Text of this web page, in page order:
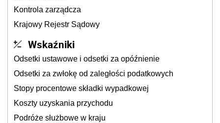
Kontrola zarządcza
Krajowy Rejestr Sądowy
Wskaźniki
Odsetki ustawowe i odsetki za opóźnienie
Odsetki za zwłokę od zaległości podatkowych
Stopy procentowe składki wypadkowej
Koszty uzyskania przychodu
Podróże służbowe w kraju